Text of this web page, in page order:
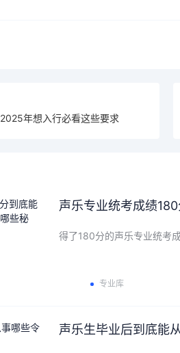
年想入行必看这些要求
声乐专业统考成绩
得了180分的声乐专业统考
专业库
声乐生毕业后到底能